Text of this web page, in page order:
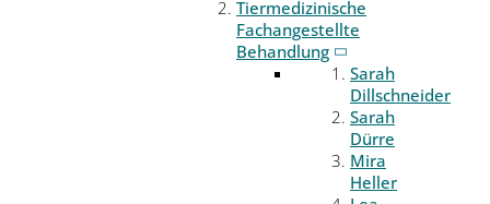
Tiermedizinische
Fachangestellte
Behandlung
Sarah
Dillschneider
Sarah
Dürre
Mira
Heller